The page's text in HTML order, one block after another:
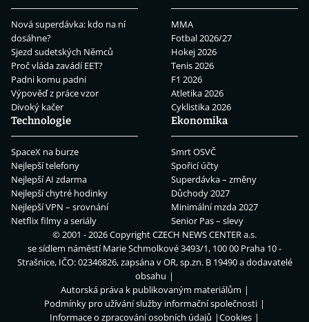
Nová superdávka: kdo na ní
dosáhne?
Sjezd sudetských Němců
Proč vláda zavádí EET?
Padni komu padni
Výpověď z práce vzor
Divoký kačer
MMA
Fotbal 2026/27
Hokej 2026
Tenis 2026
F1 2026
Atletika 2026
Cyklistika 2026
Technologie
SpaceX na burze
Nejlepší telefony
Nejlepší AI zdarma
Nejlepší chytré hodinky
Nejlepší VPN – srovnání
Netflix filmy a seriály
Ekonomika
Smrt OSVČ
Spořicí účty
Superdávka – změny
Důchody 2027
Minimální mzda 2027
Senior Pas – slevy
© 2001 - 2026 CopyrightCZECH NEWS CENTER a.s.
se sídlem náměstí Marie Schmolkové 3493/1, 100 00 Praha 10 -
Strašnice, IČO: 02346826, zapsána v OR, sp.zn. B 19490 a dodavatelé
obsahu
Autorská práva k publikovaným materiálům
Podmínky pro užívání služby informační společnosti
Informace o zpracování osobních údajů
Cookies